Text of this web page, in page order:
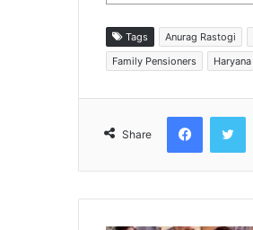
Tags Anurag Rastogi
Family Pensioners
Haryana
Share